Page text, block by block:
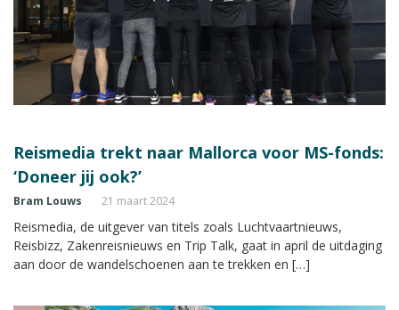
Reismedia trekt naar Mallorca voor MS-fonds:
‘Doneer jij ook?’
Bram Louws 21 maart 2024
Reismedia, de uitgever van titels zoals Luchtvaartnieuws,
Reisbizz, Zakenreisnieuws en Trip Talk, gaat in april de uitdaging
aan door de wandelschoenen aan te trekken en […]